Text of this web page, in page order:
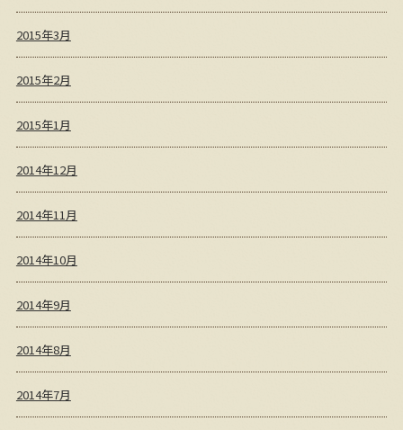
2015年3月
2015年2月
2015年1月
2014年12月
2014年11月
2014年10月
2014年9月
2014年8月
2014年7月